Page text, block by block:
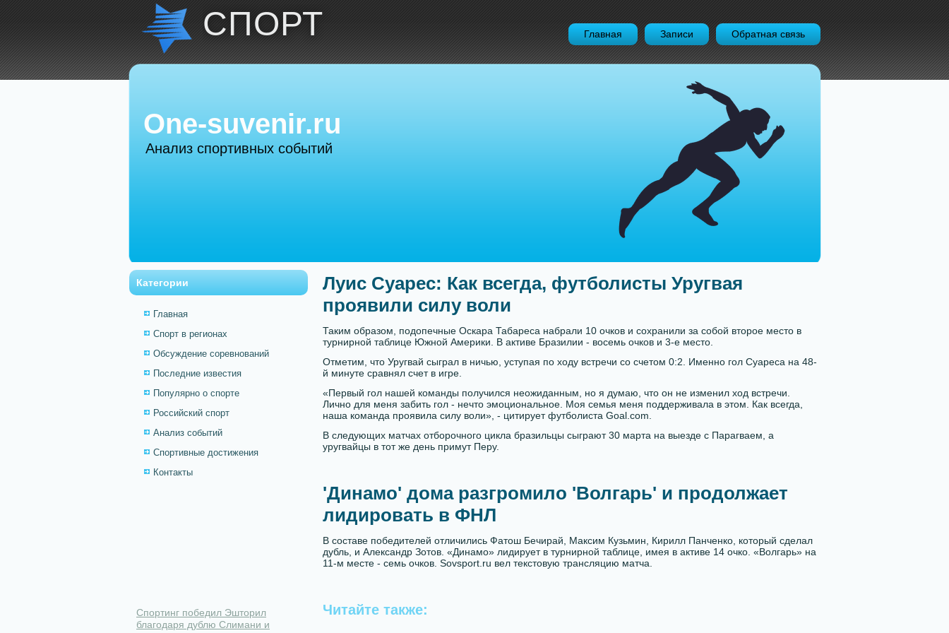
СПОРТ
One-suvenir.ru
Анализ спортивных событий
Главная Записи Обратная связь
Категории
Главная
Спорт в регионах
Обсуждение соревнований
Последние известия
Популярно о спорте
Российский спорт
Анализ событий
Спортивные достижения
Контакты
Спортинг победил Эшторил
благодаря дублю Слимани и
Луис Суарес: Как всегда, футболисты Уругвая
проявили силу воли
Таким образом, подопечные Оскара Табареса набрали 10 очков и сохранили за собой второе место в
турнирной таблице Южной Америки. В активе Бразилии - восемь очков и 3-е место.
Отметим, что Уругвай сыграл в ничью, уступая по ходу встречи со счетом 0:2. Именно гол Суареса на 48-
й минуте сравнял счет в игре.
«Первый гол нашей команды получился неожиданным, но я думаю, что он не изменил ход встречи.
Лично для меня забить гол - нечто эмоциональное. Моя семья меня поддерживала в этом. Как всегда,
наша команда проявила силу воли», - цитирует футболиста Goal.com.
В следующих матчах отборочного цикла бразильцы сыграют 30 марта на выезде с Парагваем, а
уругвайцы в тот же день примут Перу.
'Динамо' дома разгромило 'Волгарь' и продолжает
лидировать в ФНЛ
В составе победителей отличились Фатош Бечирай, Максим Кузьмин, Кирилл Панченко, который сделал
дубль, и Александр Зотов. «Динамо» лидирует в турнирной таблице, имея в активе 14 очко. «Волгарь» на
11-м месте - семь очков. Sovsport.ru вел текстовую трансляцию матча.
Читайте также: